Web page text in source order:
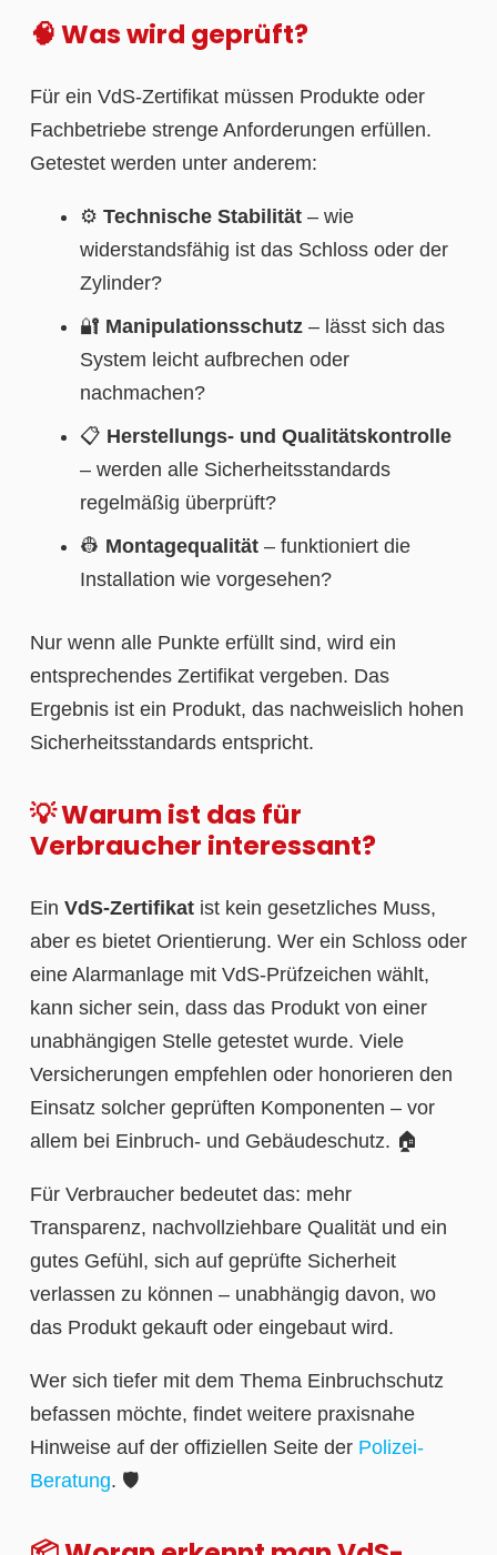
🧠 Was wird geprüft?
Für ein VdS-Zertifikat müssen Produkte oder
Fachbetriebe strenge Anforderungen erfüllen.
Getestet werden unter anderem:
⚙️ Technische Stabilität – wie
widerstandsfähig ist das Schloss oder der
Zylinder?
🔐 Manipulationsschutz – lässt sich das
System leicht aufbrechen oder
nachmachen?
📋 Herstellungs- und Qualitätskontrolle
– werden alle Sicherheitsstandards
regelmäßig überprüft?
👷 Montagequalität – funktioniert die
Installation wie vorgesehen?
Nur wenn alle Punkte erfüllt sind, wird ein
entsprechendes Zertifikat vergeben. Das
Ergebnis ist ein Produkt, das nachweislich hohen
Sicherheitsstandards entspricht.
💡 Warum ist das für
Verbraucher interessant?
Ein VdS-Zertifikat ist kein gesetzliches Muss,
aber es bietet Orientierung. Wer ein Schloss oder
eine Alarmanlage mit VdS-Prüfzeichen wählt,
kann sicher sein, dass das Produkt von einer
unabhängigen Stelle getestet wurde. Viele
Versicherungen empfehlen oder honorieren den
Einsatz solcher geprüften Komponenten – vor
allem bei Einbruch- und Gebäudeschutz. 🏠
Für Verbraucher bedeutet das: mehr
Transparenz, nachvollziehbare Qualität und ein
gutes Gefühl, sich auf geprüfte Sicherheit
verlassen zu können – unabhängig davon, wo
das Produkt gekauft oder eingebaut wird.
Wer sich tiefer mit dem Thema Einbruchschutz
befassen möchte, findet weitere praxisnahe
Hinweise auf der offiziellen Seite der Polizei-
Beratung. 🛡️